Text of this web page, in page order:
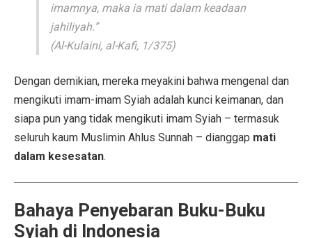
imamnya, maka ia mati dalam keadaan
jahiliyah.”
(Al-Kulaini, al-Kafi, 1/375)
Dengan demikian, mereka meyakini bahwa mengenal dan
mengikuti imam-imam Syiah adalah kunci keimanan, dan
siapa pun yang tidak mengikuti imam Syiah – termasuk
seluruh kaum Muslimin Ahlus Sunnah – dianggap mati
dalam kesesatan.
Bahaya Penyebaran Buku-Buku
Syiah di Indonesia